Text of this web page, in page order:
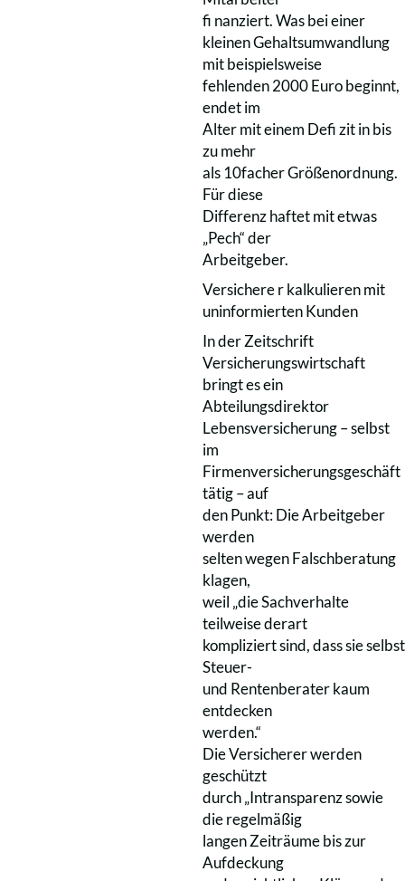
fi nanziert. Was bei einer
kleinen Gehaltsumwandlung
mit beispielsweise
fehlenden 2000 Euro beginnt,
endet im
Alter mit einem Defi zit in bis
zu mehr
als 10facher Größenordnung.
Für diese
Differenz haftet mit etwas
„Pech“ der
Arbeitgeber.
Versichere r kalkulieren mit
uninformierten Kunden
In der Zeitschrift
Versicherungswirtschaft
bringt es ein
Abteilungsdirektor
Lebensversicherung – selbst
im
Firmenversicherungsgeschäft
tätig – auf
den Punkt: Die Arbeitgeber
werden
selten wegen Falschberatung
klagen,
weil „die Sachverhalte
teilweise derart
kompliziert sind, dass sie selbst
Steuer-
und Rentenberater kaum
entdecken
werden.“
Die Versicherer werden
geschützt
durch „Intransparenz sowie
die regelmäßig
langen Zeiträume bis zur
Aufdeckung